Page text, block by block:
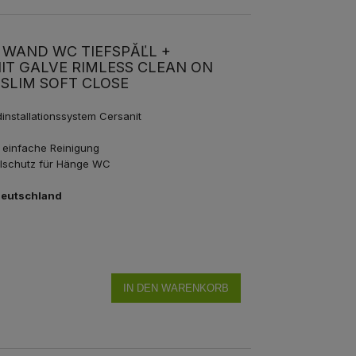
WC TIEFSPĂĽL + V
GALVE RIMLESS CLEAN ON
SOFT CLOSE
Cersanit
Reinigung
für Hänge WC
IN DEN WARENKORB